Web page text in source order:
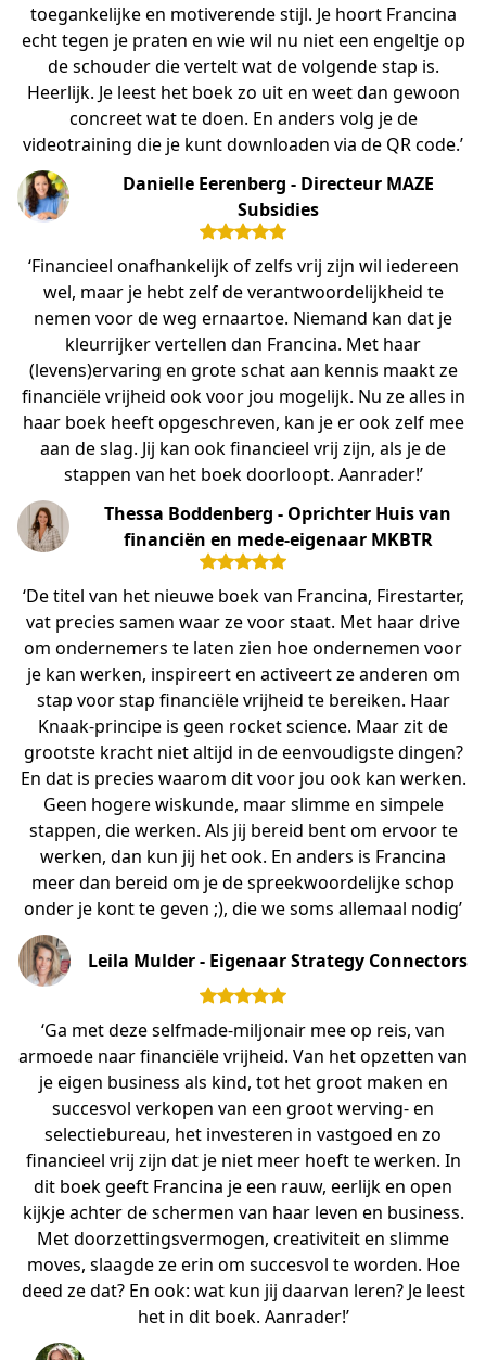
toegankelijke en motiverende stijl. Je hoort Francina
echt tegen je praten en wie wil nu niet een engeltje op
de schouder die vertelt wat de volgende stap is.
Heerlijk. Je leest het boek zo uit en weet dan gewoon
concreet wat te doen. En anders volg je de
videotraining die je kunt downloaden via de QR code.’
Danielle Eerenberg - Directeur MAZE
Subsidies
‘Financieel onafhankelijk of zelfs vrij zijn wil iedereen
wel, maar je hebt zelf de verantwoordelijkheid te
nemen voor de weg ernaartoe. Niemand kan dat je
kleurrijker vertellen dan Francina. Met haar
(levens)ervaring en grote schat aan kennis maakt ze
financiële vrijheid ook voor jou mogelijk. Nu ze alles in
haar boek heeft opgeschreven, kan je er ook zelf mee
aan de slag. Jij kan ook financieel vrij zijn, als je de
stappen van het boek doorloopt. Aanrader!’
Thessa Boddenberg - Oprichter Huis van
financiën en mede-eigenaar MKBTR
‘De titel van het nieuwe boek van Francina, Firestarter,
vat precies samen waar ze voor staat. Met haar drive
om ondernemers te laten zien hoe ondernemen voor
je kan werken, inspireert en activeert ze anderen om
stap voor stap financiële vrijheid te bereiken. Haar
Knaak-principe is geen rocket science. Maar zit de
grootste kracht niet altijd in de eenvoudigste dingen?
En dat is precies waarom dit voor jou ook kan werken.
Geen hogere wiskunde, maar slimme en simpele
stappen, die werken. Als jij bereid bent om ervoor te
werken, dan kun jij het ook. En anders is Francina
meer dan bereid om je de spreekwoordelijke schop
onder je kont te geven ;), die we soms allemaal nodig’
Leila Mulder - Eigenaar Strategy Connectors
‘Ga met deze selfmade-miljonair mee op reis, van
armoede naar financiële vrijheid. Van het opzetten van
je eigen business als kind, tot het groot maken en
succesvol verkopen van een groot werving- en
selectiebureau, het investeren in vastgoed en zo
financieel vrij zijn dat je niet meer hoeft te werken. In
dit boek geeft Francina je een rauw, eerlijk en open
kijkje achter de schermen van haar leven en business.
Met doorzettingsvermogen, creativiteit en slimme
moves, slaagde ze erin om succesvol te worden. Hoe
deed ze dat? En ook: wat kun jij daarvan leren? Je leest
het in dit boek. Aanrader!’